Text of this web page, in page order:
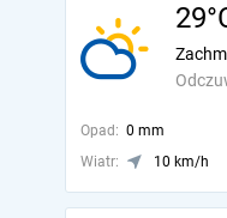
Opad: 0 mm
Wiatr:
10 km/h